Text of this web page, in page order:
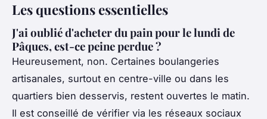
Les questions essentielles
J'ai oublié d'acheter du pain pour le lundi de
Pâques, est-ce peine perdue ?
Heureusement, non. Certaines boulangeries
artisanales, surtout en centre-ville ou dans les
quartiers bien desservis, restent ouvertes le matin.
Il est conseillé de vérifier via les réseaux sociaux